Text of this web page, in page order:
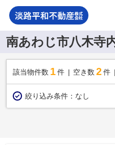
南あわじ市八木寺
該当物件数 1件 空き数 2 件
絞り込み条件： なし